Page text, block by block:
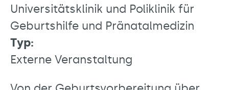
Universitätsklinik und Poliklinik für
Geburtshilfe und Pränatalmedizin
Typ:
Externe Veranstaltung